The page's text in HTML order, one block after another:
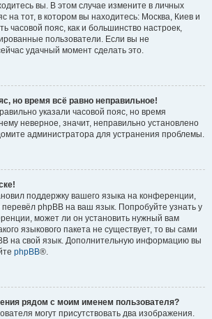
вы. В этом случае измените в личных
на тот, в котором вы находитесь: Москва, Киев и
часовой пояс, как и большинство настроек,
пользователи. Если вы не
удачный момент сделать это.
но время всё равно неправильное!
указали часовой пояс, но время
неверное, значит, неправильно установлено
администратора для устранения проблемы.
поддержку вашего языка на конференции,
phpBB на ваш язык. Попробуйте узнать у
может ли он установить нужный вам
языкового пакета не существует, то вы сами
на свой язык. Дополнительную информацию вы
phpBB®.
рядом с моим именем пользователя?
могут присутствовать два изображения.